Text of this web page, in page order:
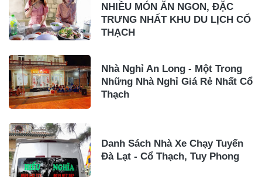
NHIỀU MÓN ĂN NGON, ĐẶC
TRƯNG NHẤT KHU DU LỊCH CỔ
THẠCH
Nhà Nghỉ An Long - Một Trong
Những Nhà Nghỉ Giá Rẻ Nhất Cổ
Thạch
Danh Sách Nhà Xe Chạy Tuyến
Đà Lạt - Cổ Thạch, Tuy Phong